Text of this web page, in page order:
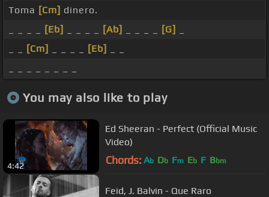
Toma [Cm] dinero.
[Eb] [Ab] [G]
[Cm] [Eb]
You may also like to play
4:42
Ed Sheeran - Perfect (Official Music
Video)
Chords: Ab Db Fm Eb F Bbm
Feid, J. Balvin - Que Raro